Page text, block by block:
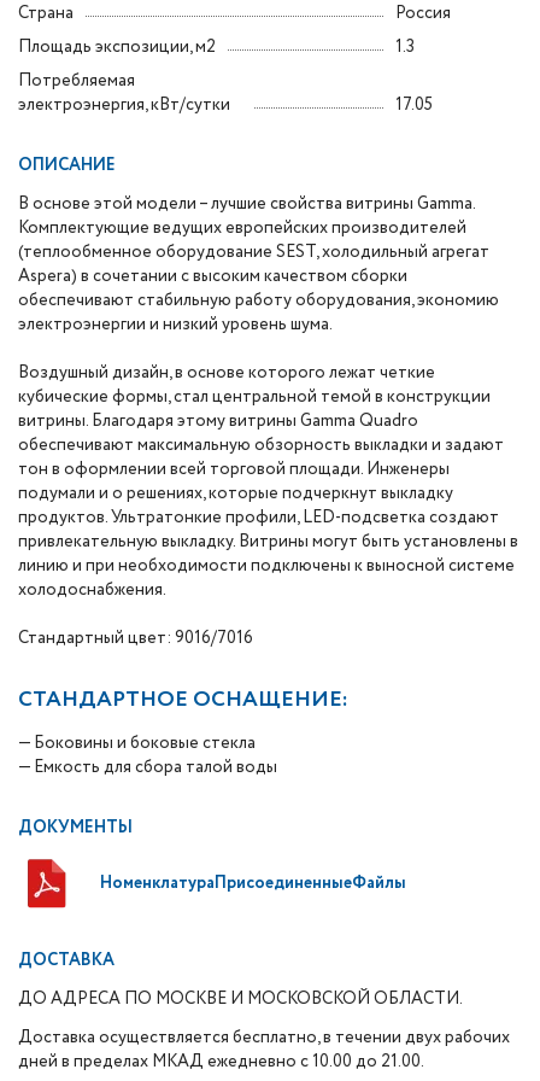
Страна
Россия
Площадь экспозиции, м2
1.3
Потребляемая
электроэнергия, кВт/сутки
17.05
ОПИСАНИЕ
В основе этой модели – лучшие свойства витрины Gamma.
Комплектующие ведущих европейских производителей
(теплообменное оборудование SEST, холодильный агрегат
Aspera) в сочетании с высоким качеством сборки
обеспечивают стабильную работу оборудования, экономию
электроэнергии и низкий уровень шума.
Воздушный дизайн, в основе которого лежат четкие
кубические формы, стал центральной темой в конструкции
витрины. Благодаря этому витрины Gamma Quadro
обеспечивают максимальную обзорность выкладки и задают
тон в оформлении всей торговой площади. Инженеры
подумали и о решениях, которые подчеркнут выкладку
продуктов. Ультратонкие профили, LED-подсветка создают
привлекательную выкладку. Витрины могут быть установлены в
линию и при необходимости подключены к выносной системе
холодоснабжения.
Стандартный цвет: 9016/7016
СТАНДАРТНОЕ ОСНАЩЕНИЕ:
— Боковины и боковые стекла
— Емкость для сбора талой воды
ДОКУМЕНТЫ
НоменклатураПрисоединенныеФайлы
ДОСТАВКА
ДО АДРЕСА ПО МОСКВЕ И МОСКОВСКОЙ ОБЛАСТИ.
Доставка осуществляется бесплатно, в течении двух рабочих
дней в пределах МКАД ежедневно с 10.00 до 21.00.